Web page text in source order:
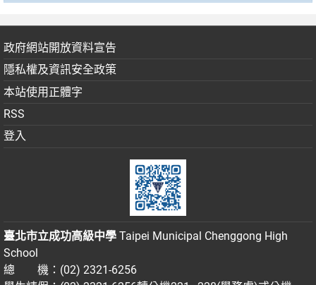
政府網站開放資料宣告
隱私權及資訊安全政策
本站使用正體字
RSS
登入
臺北市立成功高級中學 Taipei Municipal Chenggong High
School
總 機：(02) 2321-6256